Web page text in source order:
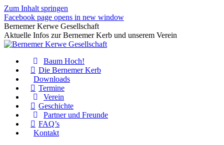
Zum Inhalt springen
Facebook page opens in new window
Bernemer Kerwe Gesellschaft
Aktuelle Infos zur Bernemer Kerb und unserem Verein
Baum Hoch!
Die Bernemer Kerb
Downloads
Termine
Verein
Geschichte
Partner und Freunde
FAQ’s
Kontakt